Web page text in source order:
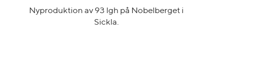
Nyproduktion av 93 lgh på Nobelberget i
Sickla.